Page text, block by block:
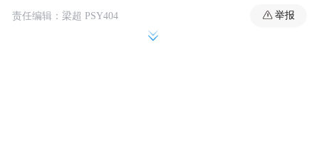
责任编辑：梁超 PSY404 举报